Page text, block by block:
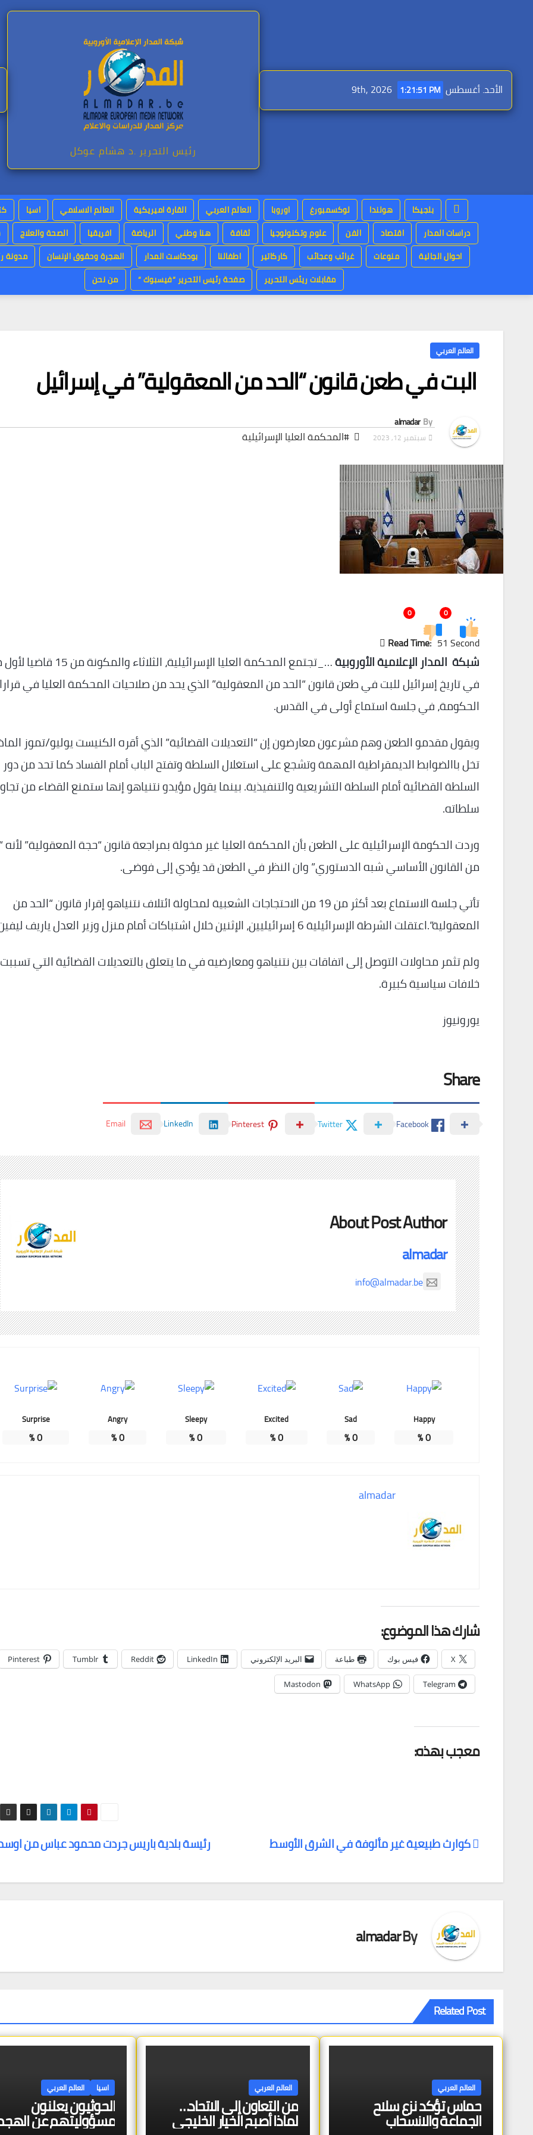
الأحد. أغسطس 9th, 2026 1:21:52 PM
رئيس التحرير .د هشام عوكل
بلجيكا هولندا لوكسمبورغ اوروبا العالم العربي القارة اميريكية العالم الاسلامي اسيا
دراسات المدار
اقتصاد الفن علوم وتكنولوجيا ثقافة هنا وطني الرياضة افريقيا الصحة والعلاج
احوال الجالية
منوعات غرائب وعجائب كاركاتير اطفالنا بودكاست المدار الهجرة وحقوق الإنسان
مدونة
مقابلات ريئس التحرير
صفحة رئيس التحرير “فيسبوك “ من نحن
العالم العربي
البت في طعن قانون “الحد من المعقولية” في إسرائيل
By
almadar
سبتمبر 12, 2023 #المحكمة العليا الإسرائيلية
0
0
Read Time: 51 Second
شبكة المدار الإعلامية الأوروبية
…_تجتمع المحكمة العليا الإسرائيلية، الثلاثاء
في تاريخ إسرائيل للبت في طعن قانون “الحد من المعقولية” الذي يحد من صلاحيات المحكمة العليا في
الحكومة، في جلسة استماع أولى في القدس.
ويقول مقدمو الطعن وهم مشرعون معارضون إن “التعديلات القضائية” الذي أقره الكنيست يوليو/تموز
تخل باالضوابط الديمقراطية المهمة وتشجع على استغلال السلطة وتفتح الباب أمام الفساد كما تحد من دور
السلطة القضائية أمام السلطة التشريعية والتنفيذية. بينما يقول مؤيدو نتنياهو إنها ستمنع القضاء من
سلطاته.
وردت الحكومة الإسرائيلية على الطعن بأن المحكمة العليا غير مخولة بمراجعة قانون “حجة المعقولية” لأنه
من القانون الأساسي شبه الدستوري” وان النظر في الطعن قد يؤدي إلى فوضى.
تأتي جلسة الاستماع بعد أكثر من 19 من الاحتجاجات الشعبية لمحاولة ائتلاف نتنياهو إقرار قانون “الحد من
المعقولية”.اعتقلت الشرطة الإسرائيلية 6 إسرائيليين، الإثنين خلال اشتباكات أمام منزل وزير العدل ياريف ليفين.
ولم تثمر محاولات التوصل إلى اتفاقات بين نتنياهو ومعارضيه في ما يتعلق بالتعديلات القضائية التي
خلافات سياسية كبيرة.
يورونيوز
Share
Facebook
Twitter
Pinterest
LinkedIn
Email
About Post Author
almadar
info@almadar.be
Happy
0
%
Sad
0
%
Excited
0
%
Sleepy
0
%
Angry
0
%
Surprise
0
%
almadar
شارك هذا الموضوع:
X فيس بوك طباعة البريد الإلكتروني LinkedIn
Reddit
Tumblr
Pinterest
Telegram
WhatsApp
Mastodon
معجب بهذه:
رئيسة بلدية باريس جردت محمود عباس من كوارث طبيعية غير مألوفة في الشرق الأوسط
By
almadar
Related Post
العالم العربي
حماس تؤكد نزع سلاح
الجماعة والانسحاب
العالم العربي
من التعاون إلى الاتحاد…
لماذا أصبح الخيار الخليجي
اسيا العالم العربي
الحوثيون يعلنون
مسؤوليتهم عن